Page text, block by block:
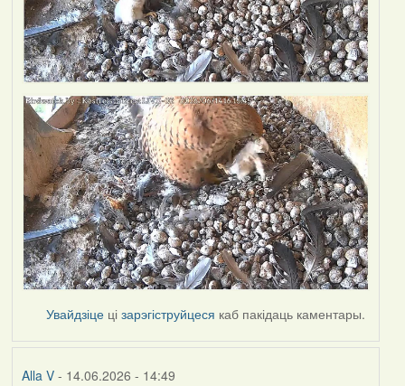
Увайдзіце цізарэгіструйцеся каб пакідаць каментары.
Alla V- 14.06.2026 - 14:49